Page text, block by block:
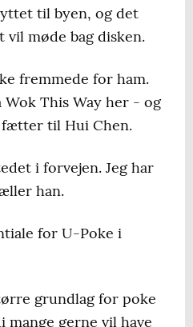
til byen, og det
vil møde bag disken.
fremmede for ham.
This Way her - og
fætter til Hui Chen.
i forvejen. Jeg har
han.
for U-Poke i
grundlag for poke
gerne vil have